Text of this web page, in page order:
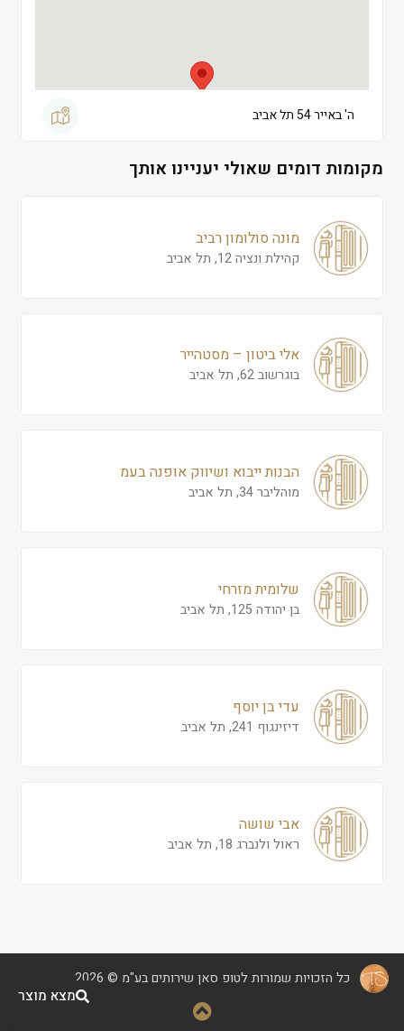
ה' באייר 54 תל אביב
מקומות דומים שאולי יעניינו אותך
מונה סולומון רביב
קהילת ונציה 12, תל אביב
אלי ביטון – מסטהייר
בוגרשוב 62, תל אביב
הבנות ייבוא ושיווק אופנה בעמ
מוהליבר 34, תל אביב
שלומית מזרחי
בן יהודה 125, תל אביב
עדי בן יוסף
דיזינגוף 241, תל אביב
אבי שושה
ראול ולנברג 18, תל אביב
כל הזכויות שמורות לטופ סאן שירותים בע"מ © 2026
מצא מוצר